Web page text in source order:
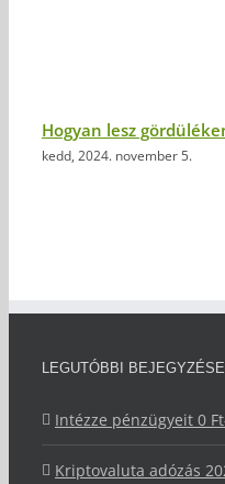
Hogyan lesz
kedd, 2024. november 5.
LEGUTÓBBI
Intézze pénzügyeit 0
Kriptovaluta adózás